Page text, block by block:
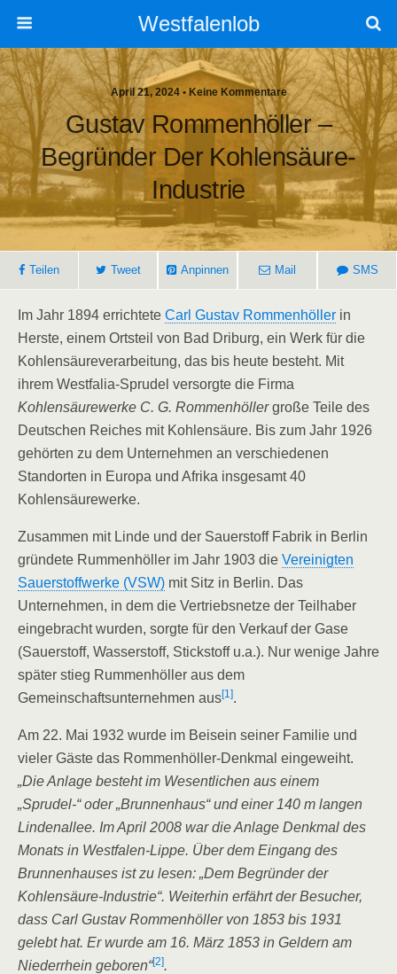
Westfalenlob
April 21, 2024 • Keine Kommentare
Gustav Rommenhöller –
Begründer Der Kohlensäure-
Industrie
Teilen Tweet Anpinnen Mail SMS
Im Jahr 1894 errichtete Carl Gustav Rommenhöller in
Herste, einem Ortsteil von Bad Driburg, ein Werk für die
Kohlensäureverarbeitung, das bis heute besteht. Mit
ihrem Westfalia-Sprudel versorgte die Firma
Kohlensäurewerke C. G. Rommenhöllergroße Teile des
Deutschen Reiches mit Kohlensäure. Bis zum Jahr 1926
gehörten zu dem Unternehmen an verschiedenen
Standorten in Europa und Afrika insgesamt 40
Kohlensäurewerke.
Zusammen mit Linde und der Sauerstoff Fabrik in Berlin
gründete Rummenhöller im Jahr 1903 die Vereinigten
Sauerstoffwerke (VSW) mit Sitz in Berlin. Das
Unternehmen, in dem die Vertriebsnetze der Teilhaber
eingebracht wurden, sorgte für den Verkauf der Gase
(Sauerstoff, Wasserstoff, Stickstoff u.a.). Nur wenige Jahre
später stieg Rummenhöller aus dem
Gemeinschaftsunternehmen aus[1].
Am 22. Mai 1932 wurde im Beisein seiner Familie und
vieler Gäste das Rommenhöller-Denkmal eingeweiht.
„Die Anlage besteht im Wesentlichen aus einem
„Sprudel-“ oder „Brunnenhaus“ und einer 140 m langen
Lindenallee. Im April 2008 war die Anlage Denkmal des
Monats in Westfalen-Lippe. Über dem Eingang des
Brunnenhauses ist zu lesen: „Dem Begründer der
Kohlensäure-Industrie“. Weiterhin erfährt der Besucher,
dass Carl Gustav Rommenhöller von 1853 bis 1931
gelebt hat. Er wurde am 16. März 1853 in Geldern am
Niederrhein geboren“[2].